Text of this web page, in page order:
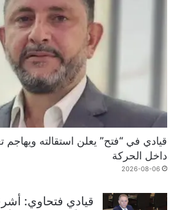
قيادي في “فتح” يعلن استقالته ويهاجم
داخل الحركة
2026-08-06